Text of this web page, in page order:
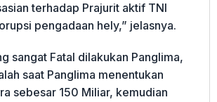
terhadap Prajurit aktif TNI
pengadaan hely,” jelasnya.
sangat Fatal dilakukan Panglima,
saat Panglima menentukan
sebesar 150 Miliar, kemudian